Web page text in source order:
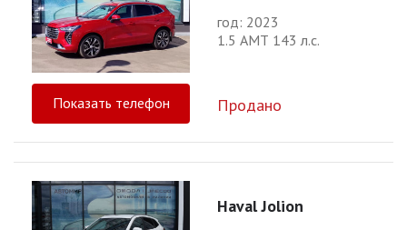
год: 2023
1.5 АМТ 143 л.с.
Показать телефон Продано
Haval Jolion